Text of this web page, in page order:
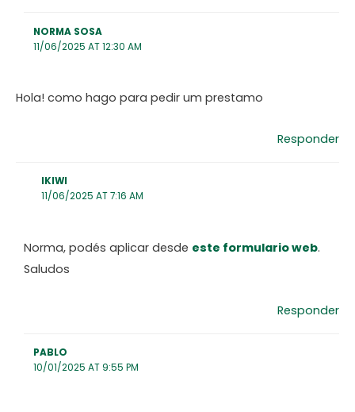
NORMA SOSA
11/06/2025 AT 12:30 AM
Hola! como hago para pedir um prestamo
Responder
IKIWI
11/06/2025 AT 7:16 AM
Norma, podés aplicar desde este formulario web.
Saludos
Responder
PABLO
10/01/2025 AT 9:55 PM